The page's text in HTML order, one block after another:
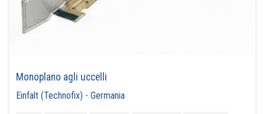
Monoplano agli uccelli
Einfalt (Technofix) -Germania